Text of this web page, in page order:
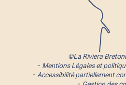
©La Riviera
Mentions Légales et
Accessibilité partiellement